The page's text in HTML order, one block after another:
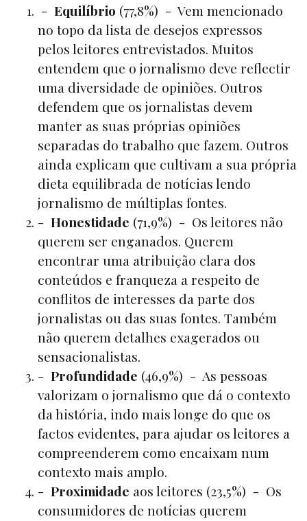
- Equilíbrio (77,8%) - Vem mencionado
no topo da lista de desejos expressos
pelos leitores entrevistados. Muitos
entendem que o jornalismo deve reflectir
uma diversidade de opiniões. Outros
defendem que os jornalistas devem
manter as suas próprias opiniões
separadas do trabalho que fazem. Outros
ainda explicam que cultivam a sua própria
dieta equilibrada de notícias lendo
jornalismo de múltiplas fontes.
- Honestidade (71,9%) - Os leitores não
querem ser enganados. Querem
encontrar uma atribuição clara dos
conteúdos e franqueza a respeito de
conflitos de interesses da parte dos
jornalistas ou das suas fontes. Também
não querem detalhes exagerados ou
sensacionalistas.
- Profundidade (46,9%) - As pessoas
valorizam o jornalismo que dá o contexto
da história, indo mais longe do que os
factos evidentes, para ajudar os leitores a
compreenderem como encaixam num
contexto mais amplo.
- Proximidade aos leitores (23,5%) - Os
consumidores de notícias querem